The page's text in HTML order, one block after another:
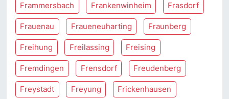
Frammersbach Frankenwinheim Frasdorf
Frauenau Fraueneuharting Fraunberg
Freihung Freilassing Freising
Fremdingen Frensdorf Freudenberg
Freystadt Freyung Frickenhausen